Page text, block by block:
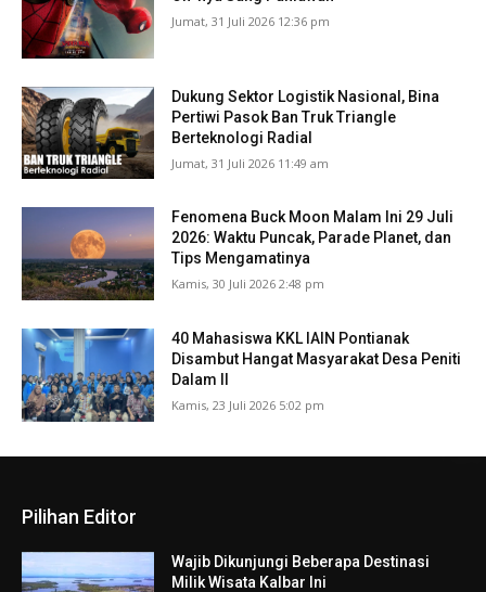
Jumat, 31 Juli 2026 12:36 pm
Dukung Sektor Logistik Nasional, Bina
Pertiwi Pasok Ban Truk Triangle
Berteknologi Radial
Jumat, 31 Juli 2026 11:49 am
Fenomena Buck Moon Malam Ini 29 Juli
2026: Waktu Puncak, Parade Planet, dan
Tips Mengamatinya
Kamis, 30 Juli 2026 2:48 pm
40 Mahasiswa KKL IAIN Pontianak
Disambut Hangat Masyarakat Desa Peniti
Dalam II
Kamis, 23 Juli 2026 5:02 pm
Pilihan Editor
Wajib Dikunjungi Beberapa Destinasi
Milik Wisata Kalbar Ini